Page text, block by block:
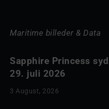
Maritime billeder & Data
Sapphire Princess
29. juli 2026
3 August, 2026